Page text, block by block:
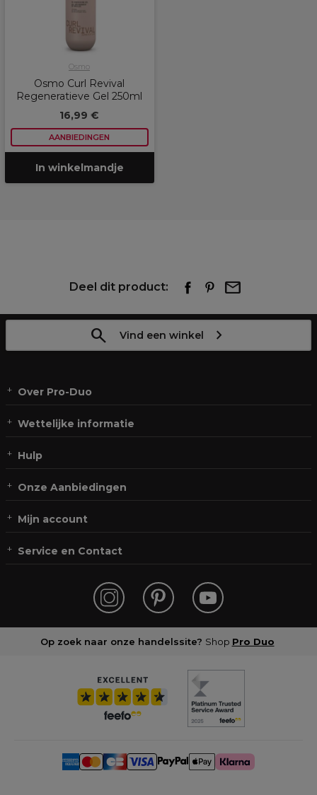
Osmo
Osmo Curl Revival
Regeneratieve Gel 250ml
16,99 €
AANBIEDINGEN
In winkelmandje
Deel dit product:
Vind een winkel
Over Pro-Duo
Wettelijke informatie
Hulp
Onze Aanbiedingen
Mijn account
Service en Contact
Op zoek naar onze handelssite? Shop Pro Duo